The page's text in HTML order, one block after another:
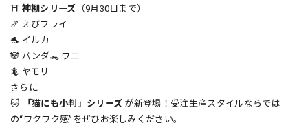
⛩ 神棚シリーズ （9月30日まで）
🍤 えびフライ
🐬 イルカ
🐼 パンダ🐊 ワニ
🦎 ヤモリ
さらに
🐱
「猫にも小判」シリーズ が新登場！受注生産スタイルならでは
の“ワクワク感”をぜひお楽しみください。